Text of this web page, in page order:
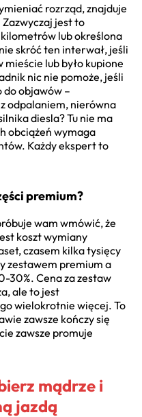
rozrząd, znajduje
jest to
lub określona
skróć ten interwał, jeśli
lub było kupione
nic nie pomoże, jeśli
objawów –
odpalaniem, nierówna
diesla? Tu nie ma
obciążeń wymaga
Każdy ekspert to
premium?
wam wmówić, że
koszt wymiany
czasem kilka tysięcy
zestawem premium a
30%. Cena za zestaw
ale to jest
wielokrotnie więcej. To
zawsze kończy się
zawsze promuje
mądrze i
jazdą